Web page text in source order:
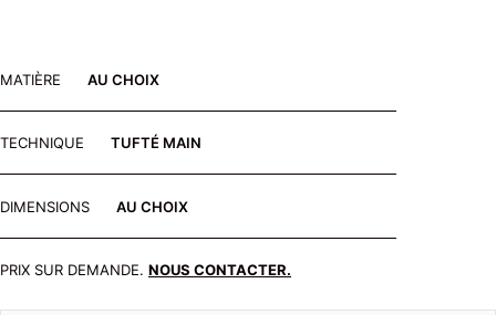
MATIÈRE AU CHOIX
TECHNIQUE TUFTÉ MAIN
DIMENSIONS AU CHOIX
PRIX SUR DEMANDE. NOUS CONTACTER.